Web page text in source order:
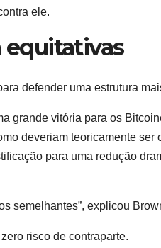
ele.
equitativas
defender uma estrutura
grande vitória para os
deveriam teoricamente ser
para uma redução
semelhantes”, explicou
risco de contraparte.